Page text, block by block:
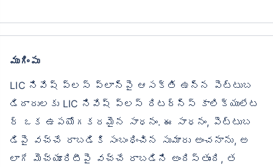
ముగింపు
LIC నివేష్ ప్లస్ ప్లాన్‌పై ఆసక్తి ఉన్న పెట్టుబ
డిదారులకు LIC నివేష్ ప్లస్ రిటర్న్స్ కాలిక్యులేట
ర్ ఒక ఉపయోగకరమైన సాధనం. ఈ సాధనం, పెట్టుబ
డిపై వచ్చే రాబడికి సంబంధించిన సుమారు అంచనాను, అ
లాగే మెచ్యూరిటీపై వచ్చే రాబడిని అందిస్తుంది, త